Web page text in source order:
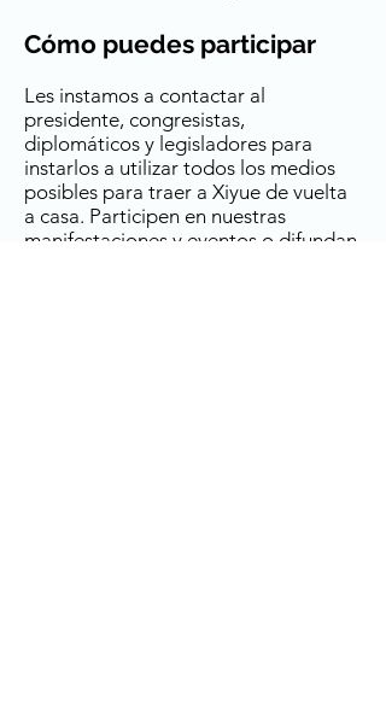
Cómo puedes participar
Les instamos a contactar al
presidente, congresistas,
diplomáticos y legisladores para
instarlos a utilizar todos los medios
posibles para traer a Xiyue de vuelta
a casa. Participen en nuestras
manifestaciones y eventos o difundan